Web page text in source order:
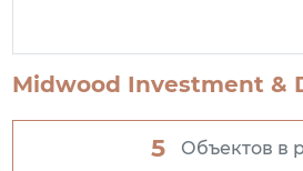
Midwood Investment &
5 Объектов в